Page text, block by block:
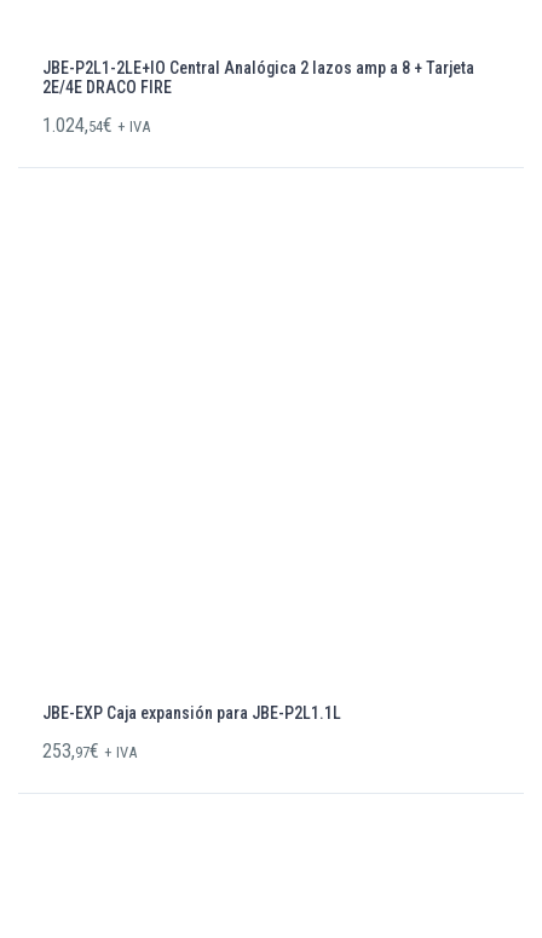
JBE-P2L1-2LE+IO Central Analógica 2 lazos amp a 8 + Tarjeta
2E/4E DRACO FIRE
1.024,54€ + IVA
JBE-EXP Caja expansión para JBE-P2L1.1L
253,97€ + IVA